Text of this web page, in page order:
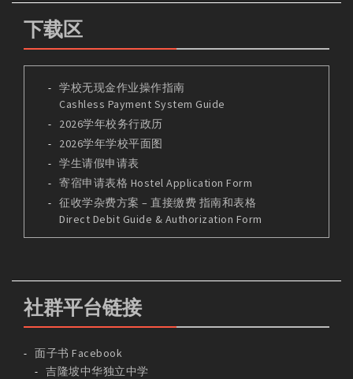
下载区
学校无现金作业操作指南
Cashless Payment System Guide
2026学年校务行政历
2026学年学校平面图
学生请假申请表
寄宿申请表格 Hostel Application Form
征收学杂费方案 – 直接缴费 指南和表格
Direct Debit Guide & Authorization Form
社群平台链接
面子书 Facebook
吉隆坡中华独立中学